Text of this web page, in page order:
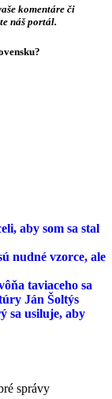
komentáre či
náš portál.
aby som sa stal
nudné vzorce, ale
taviaceho sa
Ján Šoltýs
sa usiluje, aby
správy